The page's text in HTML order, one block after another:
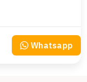
Whatsapp